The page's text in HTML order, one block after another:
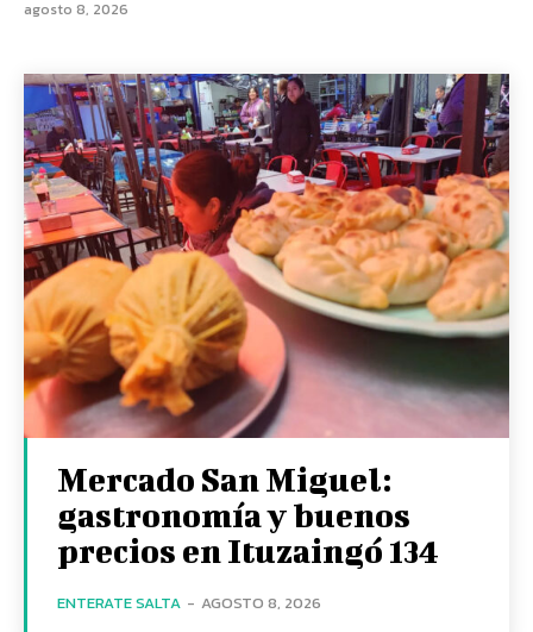
agosto 8, 2026
Mercado San Miguel:
gastronomía y buenos
precios en Ituzaingó 134
ENTERATE SALTA - AGOSTO 8, 2026